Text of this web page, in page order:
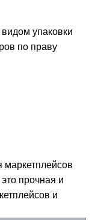
упаковки
по праву
маркетплейсов
прочная и
и